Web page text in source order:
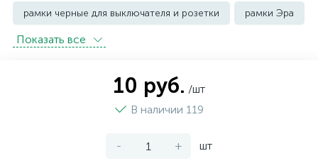
рамки черные для выключателя и розетки рамки Эра
Показать всe
10 руб. /шт
В наличии 119
- + шт